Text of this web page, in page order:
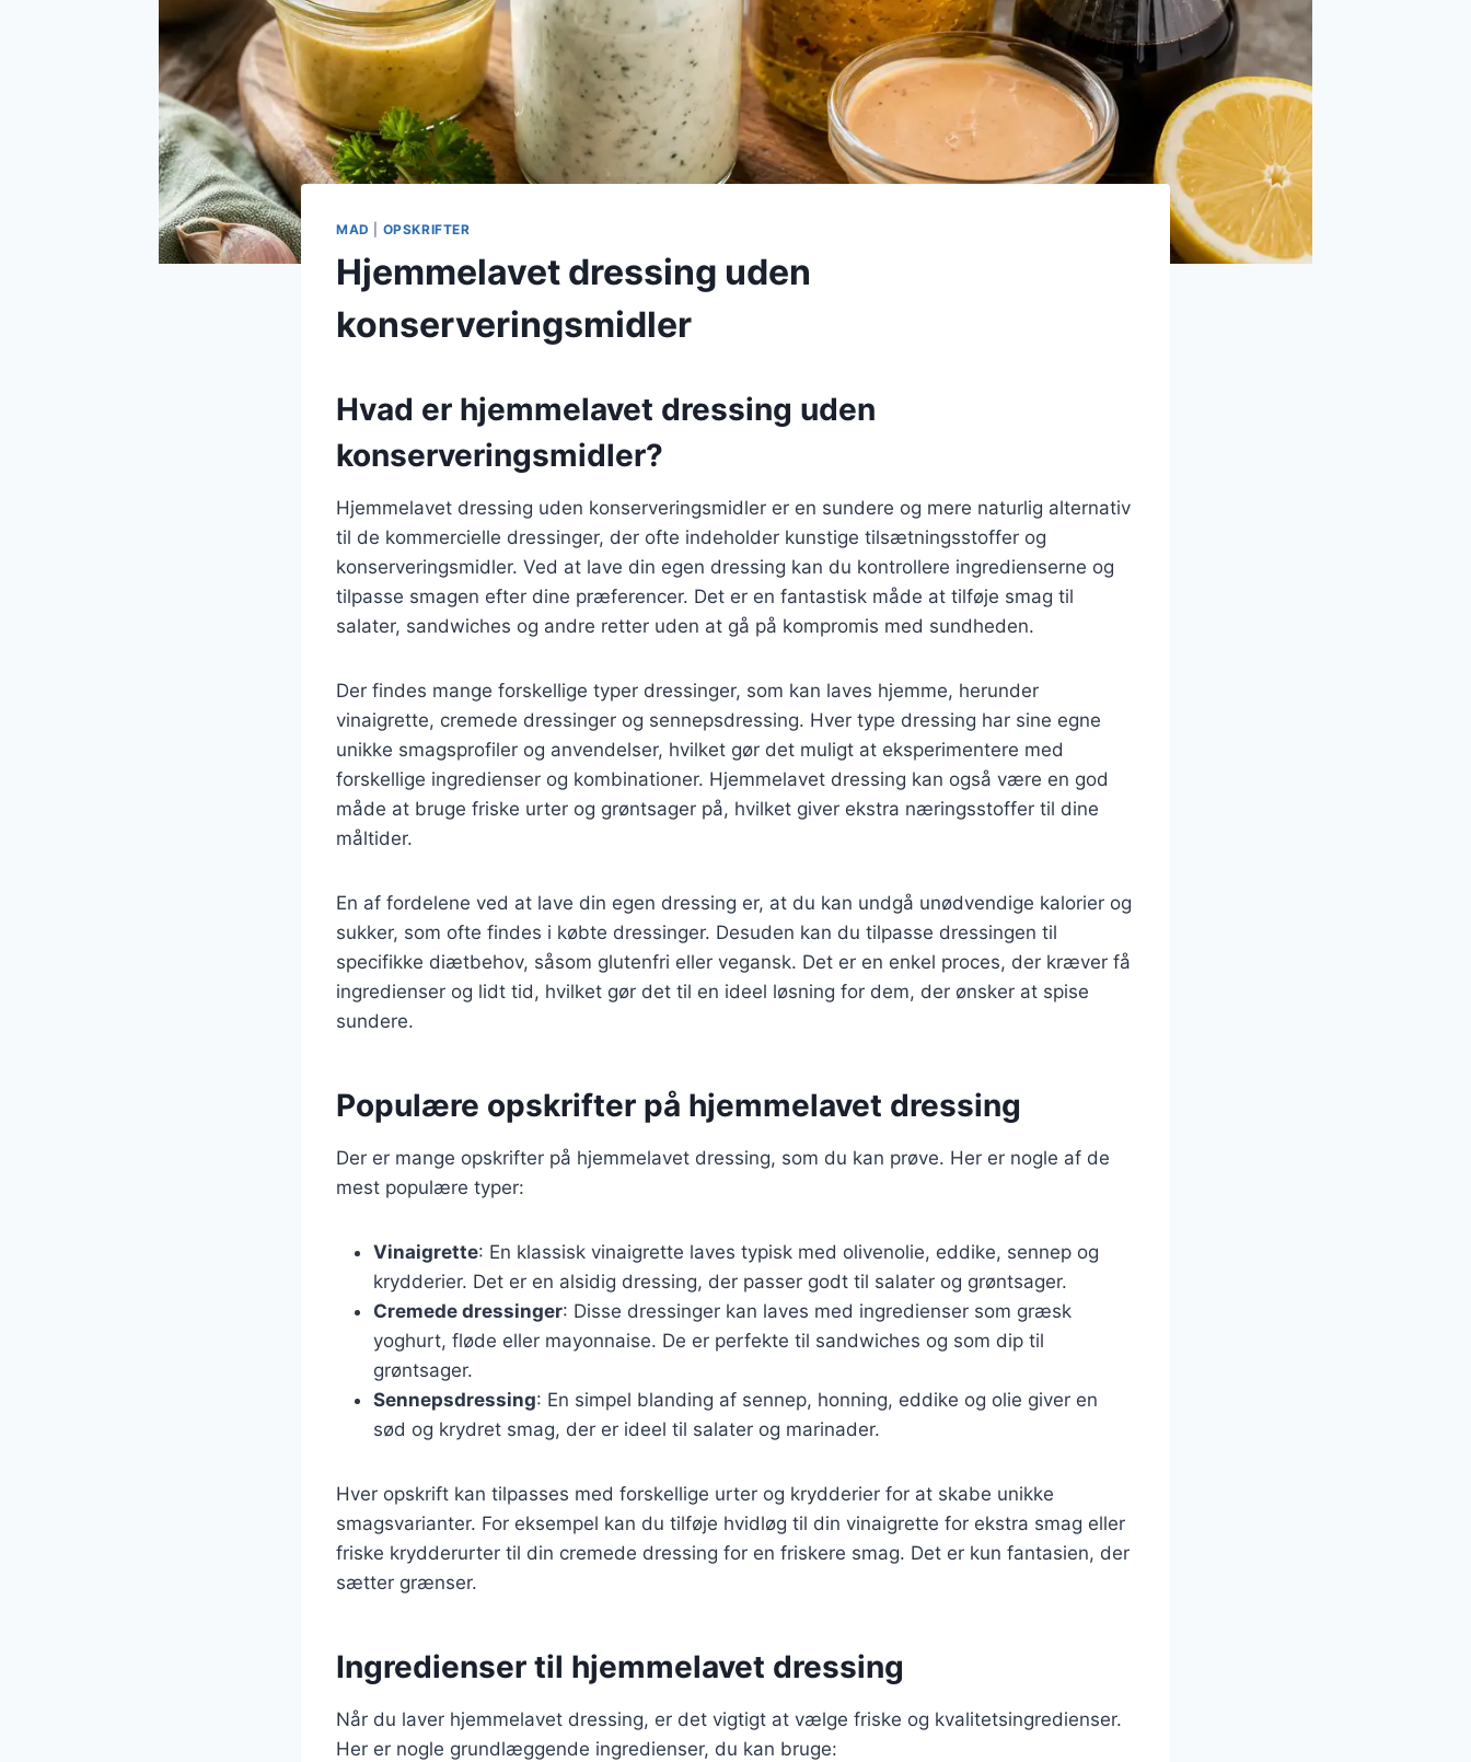
MAD OPSKRIFTER
Hjemmelavet dressing uden
konserveringsmidler
Hvad er hjemmelavet dressing uden
konserveringsmidler?
Hjemmelavet dressing uden konserveringsmidler er en sundere og mere naturlig alternativ
til de kommercielle dressinger, der ofte indeholder kunstige tilsætningsstoffer og
konserveringsmidler. Ved at lave din egen dressing kan du kontrollere ingredienserne og
tilpasse smagen efter dine præferencer. Det er en fantastisk måde at tilføje smag til
salater, sandwiches og andre retter uden at gå på kompromis med sundheden.
Der findes mange forskellige typer dressinger, som kan laves hjemme, herunder
vinaigrette, cremede dressinger og sennepsdressing. Hver type dressing har sine egne
unikke smagsprofiler og anvendelser, hvilket gør det muligt at eksperimentere med
forskellige ingredienser og kombinationer. Hjemmelavet dressing kan også være en god
måde at bruge friske urter og grøntsager på, hvilket giver ekstra næringsstoffer til dine
måltider.
En af fordelene ved at lave din egen dressing er, at du kan undgå unødvendige kalorier og
sukker, som ofte findes i købte dressinger. Desuden kan du tilpasse dressingen til
specifikke diætbehov, såsom glutenfri eller vegansk. Det er en enkel proces, der kræver få
ingredienser og lidt tid, hvilket gør det til en ideel løsning for dem, der ønsker at spise
sundere.
Populære opskrifter på hjemmelavet dressing
Der er mange opskrifter på hjemmelavet dressing, som du kan prøve. Her er nogle af de
mest populære typer:
Vinaigrette: En klassisk vinaigrette laves typisk med olivenolie, eddike, sennep og
krydderier. Det er en alsidig dressing, der passer godt til salater og grøntsager.
Cremede dressinger: Disse dressinger kan laves med ingredienser som græsk
yoghurt, fløde eller mayonnaise. De er perfekte til sandwiches og som dip til
grøntsager.
Sennepsdressing: En simpel blanding af sennep, honning, eddike og olie giver en
sød og krydret smag, der er ideel til salater og marinader.
Hver opskrift kan tilpasses med forskellige urter og krydderier for at skabe unikke
smagsvarianter. For eksempel kan du tilføje hvidløg til din vinaigrette for ekstra smag eller
friske krydderurter til din cremede dressing for en friskere smag. Det er kun fantasien, der
sætter grænser.
Ingredienser til hjemmelavet dressing
Når du laver hjemmelavet dressing, er det vigtigt at vælge friske og kvalitetsingredienser.
Her er nogle grundlæggende ingredienser, du kan bruge: